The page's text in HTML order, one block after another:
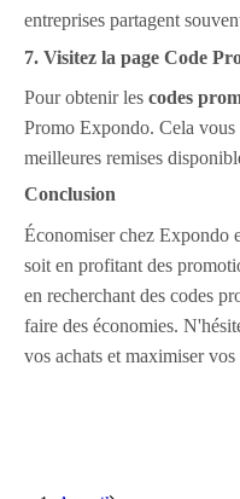
entreprises partagent
7. Visitez la page Code
Pour obtenir les codes
Promo Expondo. Cela vous
meilleures remises
Conclusion
Économiser chez Expondo
soit en profitant des
en recherchant des codes
faire des économies.
vos achats et maximiser